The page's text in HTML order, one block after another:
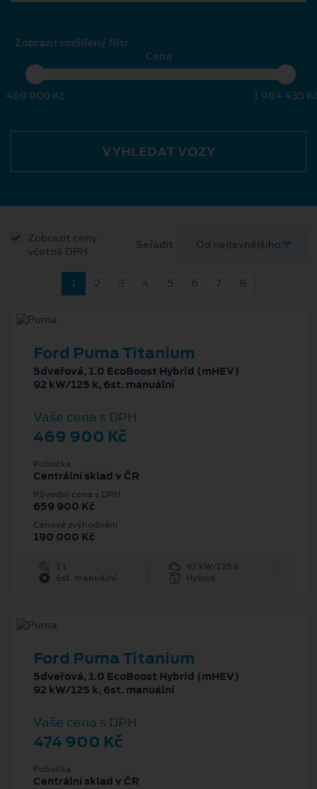
Zobrazit rozšířený filtr
Cena
469 900 Kč 1 964 435
VYHLEDAT VOZY
Zobrazit ceny
včetně DPH
Seřadit
1 2 3 4 5 6 7 8
Ford Puma Titanium
5dveřová, 1.0 EcoBoost Hybrid (mHEV)
92 kW/125 k, 6st. manuální
Vaše cena s DPH
469 900 Kč
Pobočka
Centrální sklad v ČR
Původní cena s DPH
659 900 Kč
Cenové zvýhodnění
190 000 Kč
1 l
92 kW/125 k
6st. manuální
Hybrid
Ford Puma Titanium
5dveřová, 1.0 EcoBoost Hybrid (mHEV)
92 kW/125 k, 6st. manuální
Vaše cena s DPH
474 900 Kč
Pobočka
Centrální sklad v ČR